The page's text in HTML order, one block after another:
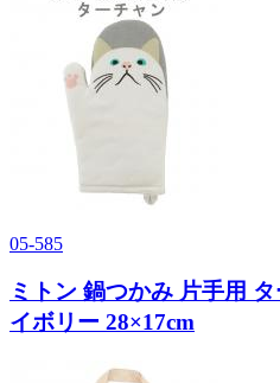
05-585
ミトン 鍋つかみ 片手用
イボリー 28×17cm